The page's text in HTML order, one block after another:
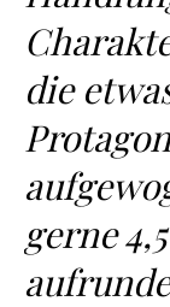
die
gerne